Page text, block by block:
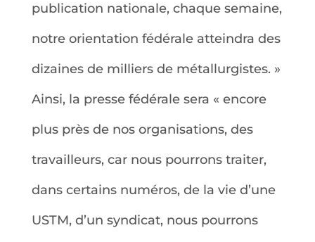
publication nationale, chaque semaine,
notre orientation fédérale atteindra des
dizaines de milliers de métallurgistes. »
Ainsi, la presse fédérale sera « encore
plus près de nos organisations, des
travailleurs, car nous pourrons traiter,
dans certains numéros, de la vie d’une
USTM, d’un syndicat, nous pourrons